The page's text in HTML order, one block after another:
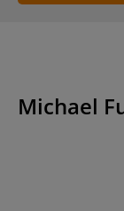
Michael